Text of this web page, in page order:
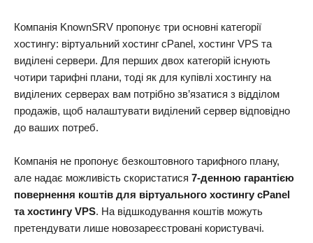
Компанія KnownSRV пропонує три основні категорії
хостингу: віртуальний хостинг cPanel, хостинг VPS та
виділені сервери. Для перших двох категорій існують
чотири тарифні плани, тоді як для купівлі хостингу на
виділених серверах вам потрібно зв’язатися з відділом
продажів, щоб налаштувати виділений сервер відповідно
до ваших потреб.
Компанія не пропонує безкоштовного тарифного плану,
але надає можливість скористатися 7-денною гарантією
повернення коштів для віртуального хостингу cPanel
та хостингу VPS. На відшкодування коштів можуть
претендувати лише новозареєстровані користувачі.